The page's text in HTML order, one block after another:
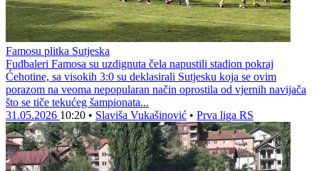
Famosu plitka Sutjeska
Fudbaleri Famosa su uzdignuta čela napustili stadion pokraj
Ćehotine, sa visokih 3:0 su deklasirali Sutjesku koja se ovim
porazom na veoma nepopularan način oprostila od vjernih navijača
što se tiče tekućeg šampionata...
31.05.2026 10:20 • Slaviša Vukašinović • Prva liga RS